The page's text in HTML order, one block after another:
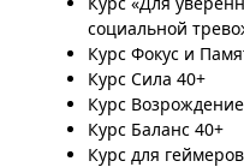
социальной
Курс Фокус и
Курс Сила 40+
Курс
Курс Баланс 40+
Курс для геймеров